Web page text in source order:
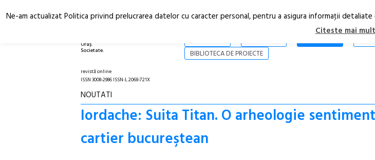
Oraș.
Societate.
STIRI
BIBLIOTECA DE PROIECTE
revistă online
ISSN 3008-2986 ISSN-L 2069-721X
NOUTATI
Iordache: Suita Titan. O arheologie
cartier bucureştean
Ne-am actualizat Politica privind prelucrarea datelor cu caracter personal, pentru a asigura informaţii
Citeste mai mult